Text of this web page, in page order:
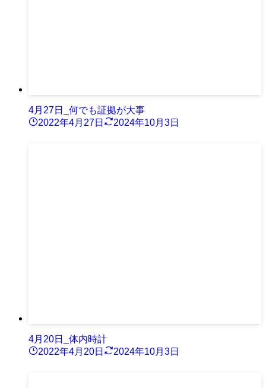
4月27日_何でも証拠が大事
2022年4月27日
2024年10月3日
4月20日_体内時計
2022年4月20日
2024年10月3日